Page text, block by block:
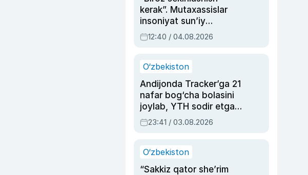
kerak”. Mutaxassislar
insoniyat sun’iy
intellektni boshqara
olmay qolishidan xavotir
12:40 / 04.08.2026
O‘zbekiston
Andijonda Tracker’ga 21
nafar bog‘cha bolasini
joylab, YTH sodir etgan
ayolga sud hukmi o‘qildi
23:41 / 03.08.2026
O‘zbekiston
“Sakkiz qator she’rim